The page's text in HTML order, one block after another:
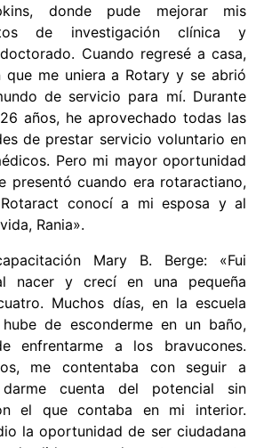
donde pude mejorar mis
de investigación clínica y
Cuando regresé a casa,
que me uniera a Rotary y se abrió
de servicio para mí. Durante
años, he aprovechado todas las
de prestar servicio voluntario en
Pero mi mayor oportunidad
presentó cuando era rotaractiano,
conocí a mi esposa y al
Rania».
Mary B. Berge: «Fui
nacer y crecí en una pequeña
Muchos días, en la escuela
hube de esconderme en un baño,
enfrentarme a los bravucones.
me contentaba con seguir a
cuenta del potencial sin
el que contaba en mi interior.
la oportunidad de ser ciudadana